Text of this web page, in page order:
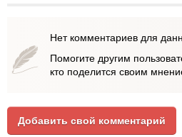
Нет комментариев для
Помогите другим
кто поделится своим
Добавить свой комментарий